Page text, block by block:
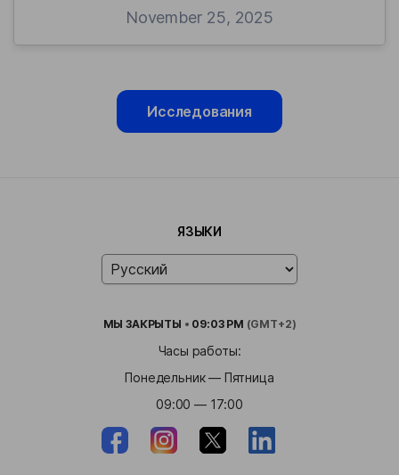
November 25, 2025
Исследования
ЯЗЫКИ
МЫЗАКРЫТЫ • 09:03 PM (GMT+2)
Часы работы:
Понедельник — Пятница
09:00 — 17:00